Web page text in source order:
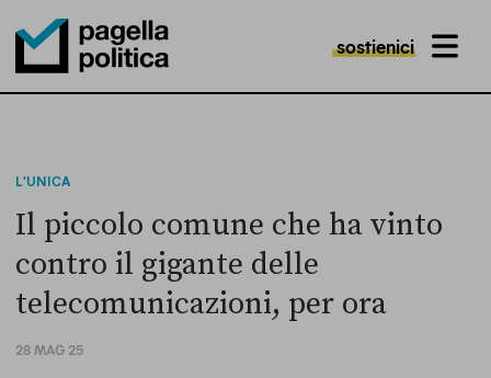
Pagella Politica Logo
sostienici MENU
L'UNICA
Il piccolo comune che ha vinto
contro il gigante delle
telecomunicazioni, per ora
28 MAG 25